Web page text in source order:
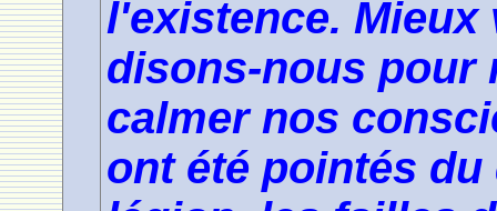
l'existence. Mieux
disons-nous pour
calmer nos
ont été pointés